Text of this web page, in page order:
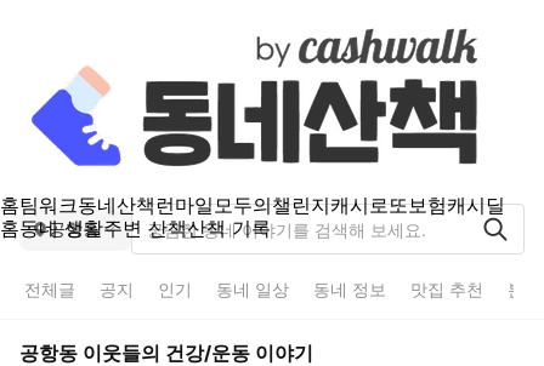
홈팀워크동네산책런마일모두의챌린지캐시로또보험캐시딜
홈동네 생활주변 산책산책 기록
공항동
전체글 공지 인기 동네 일상 동네 정보 맛집 추천 분
공항동 이웃들의 건강/운동 이야기